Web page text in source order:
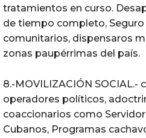
tratamientos en curso.
de tiempo completo,
comunitarios, dispensaros
zonas paupérrimas del país.
8.-MOVILIZACIÓN SOCIAL.-
operadores políticos,
coaccionarios como
Cubanos, Programas